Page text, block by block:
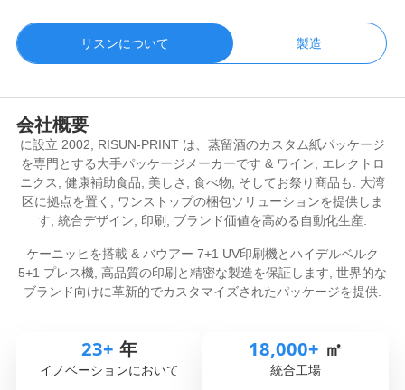
リスンについて 製造
会社概要
に設立 2002, RISUN-PRINT は、蒸留酒のカスタム紙パッケージ
を専門とする大手パッケージメーカーです & ワイン, エレクトロ
ニクス, 健康補助食品, 美しさ, 食べ物, そしてお祭り商品も. 大湾
区に拠点を置く, ワンストップの梱包ソリューションを提供しま
す, 統合デザイン, 印刷, ブランド価値を高める自動化生産.
ケーニッヒを搭載 & バウアー 7+1 UV印刷機とハイデルベルク
5+1 プレス機, 高品質の印刷と精密な製造を保証します, 世界的な
ブランド向けに革新的でカスタマイズされたパッケージを提供.
23+ 年
イノベーションにおいて
18,000+ ㎡
統合工場